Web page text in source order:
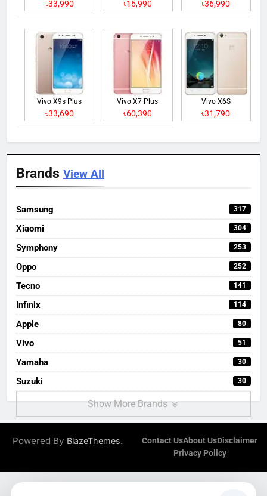
৳33,990 ৳16,990 ৳36,990
Vivo X9s Plus
৳33,690
Vivo X7 Plus
৳60,390
Vivo X6S
৳31,790
Brands View All
Samsung 317
Xiaomi 304
Symphony 253
Oppo 252
Tecno 141
Infinix 114
Apple 80
Vivo 51
Yamaha 30
Suzuki 30
Show More Brands
Powered By BlazeThemes. Contact UsAbout UsDisclaimer
Privacy Policy